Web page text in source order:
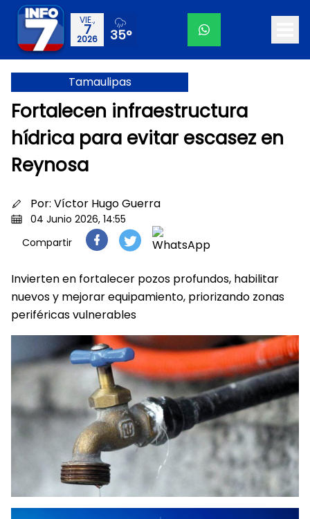
VIE.,
7
2026 35°
Tamaulipas
Fortalecen infraestructura
hídrica para evitar escasez en
Reynosa
Por: Víctor Hugo Guerra
04 Junio 2026, 14:55
Compartir
Invierten en fortalecer pozos profundos, habilitar
nuevos y mejorar equipamiento, priorizando zonas
periféricas vulnerables